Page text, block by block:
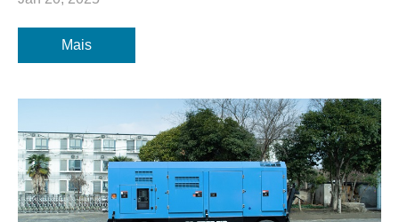
Mais